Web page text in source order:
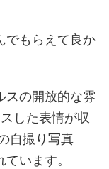
でもらえて良か
スの開放的な雰
した表情が収
自撮り写真
います。